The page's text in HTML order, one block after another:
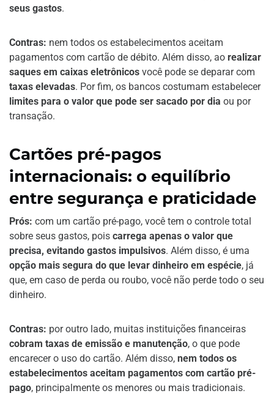
seus gastos.
Contras: nem todos os estabelecimentos aceitam
pagamentos com cartão de débito. Além disso, ao realizar
saques em caixas eletrônicos você pode se deparar com
taxas elevadas. Por fim, os bancos costumam estabelecer
limites para o valor que pode ser sacado por dia ou por
transação.
Cartões pré-pagos
internacionais: o equilíbrio
entre segurança e praticidade
Prós: com um cartão pré-pago, você tem o controle total
sobre seus gastos, pois carrega apenas o valor que
precisa, evitando gastos impulsivos. Além disso, é uma
opção mais segura do que levar dinheiro em espécie, já
que, em caso de perda ou roubo, você não perde todo o seu
dinheiro.
Contras: por outro lado, muitas instituições financeiras
cobram taxas de emissão e manutenção, o que pode
encarecer o uso do cartão. Além disso, nem todos os
estabelecimentos aceitam pagamentos com cartão pré-
pago, principalmente os menores ou mais tradicionais.